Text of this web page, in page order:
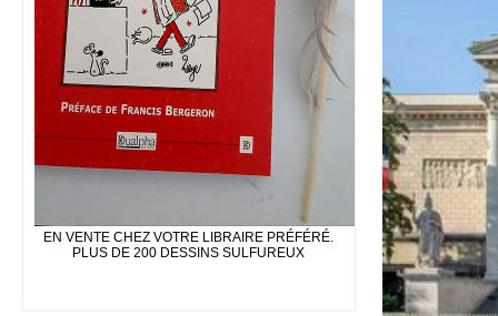
EN VENTE CHEZ VOTRE LIBRAIRE PRÉFÉRÉ.
PLUS DE 200 DESSINS SULFUREUX